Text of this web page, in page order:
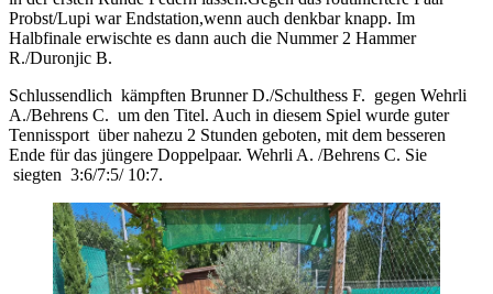
Probst/Lupi war Endstation,wenn auch denkbar knapp. Im
Halbfinale erwischte es dann auch die Nummer 2 Hammer
R./Duronjic B.
Schlussendlich kämpften Brunner D./Schulthess F. gegen Wehrli
A./Behrens C. um den Titel. Auch in diesem Spiel wurde guter
Tennissport über nahezu 2 Stunden geboten, mit dem besseren
Ende für das jüngere Doppelpaar. Wehrli A. /Behrens C. Sie
siegten 3:6/7:5/ 10:7.